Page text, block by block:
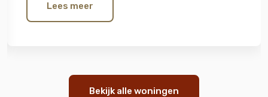
Lees meer
Bekijk alle woningen